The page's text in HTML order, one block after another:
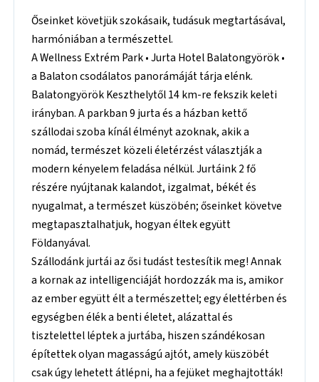
Őseinket követjük szokásaik, tudásuk megtartásával,
harmóniában a természettel.
A Wellness Extrém Park • Jurta Hotel Balatongyörök •
a Balaton csodálatos panorámáját tárja elénk.
Balatongyörök Keszthelytől 14 km-re fekszik keleti
irányban. A parkban 9 jurta és a házban kettő
szállodai szoba kínál élményt azoknak, akik a
nomád, természet közeli életérzést választják a
modern kényelem feladása nélkül. Jurtáink 2 fő
részére nyújtanak kalandot, izgalmat, békét és
nyugalmat, a természet küszöbén; őseinket követve
megtapasztalhatjuk, hogyan éltek együtt
Földanyával.
Szállodánk jurtái az ősi tudást testesítik meg! Annak
a kornak az intelligenciáját hordozzák ma is, amikor
az ember együtt élt a természettel; egy élettérben és
egységben élék a benti életet, alázattal és
tisztelettel léptek a jurtába, hiszen szándékosan
építettek olyan magasságú ajtót, amely küszöbét
csak úgy lehetett átlépni, ha a fejüket meghajtották!